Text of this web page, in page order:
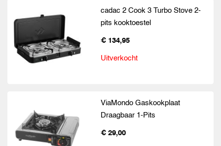
cadac 2 Cook 3 Turbo Stove 2-
pits kooktoestel
€ 134,95
Uitverkocht
ViaMondo Gaskookplaat
Draagbaar 1-Pits
€ 29,00